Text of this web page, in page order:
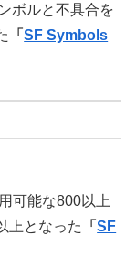
ボルと不具合を
「SF Symbols
可能な800以上
上となった
「SF